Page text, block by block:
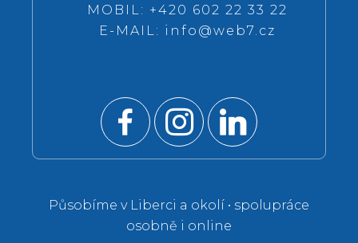
MOBIL: +420 602 22 33 22
E-MAIL: info@web7.cz
Působíme v Liberci a okolí • spolupráce
osobně i online